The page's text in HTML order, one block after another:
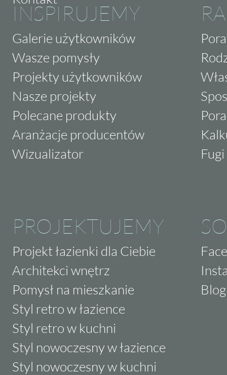
INSPIRUJEMY
Galerie użytkowników
Wasze pomysły
Projekty użytkowników
Nasze projekty
Polecane produkty
Aranżacje producentów
Wizualizator
PROJEKTUJEMY
Projekt łazienki dla Ciebie
Architekci wnętrz
Pomysł na mieszkanie
Styl retro w łazience
Styl retro w kuchni
Styl nowoczesny w łazience
Styl nowoczesny w kuchni
Blog